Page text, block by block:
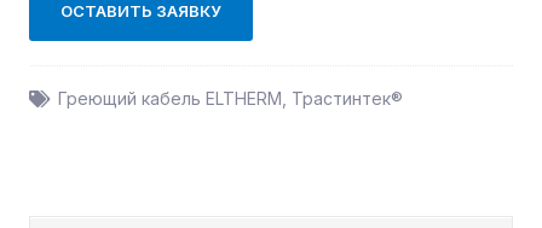
ОСТАВИТЬ ЗАЯВКУ
Греющий кабель ELTHERM Трастинтек®